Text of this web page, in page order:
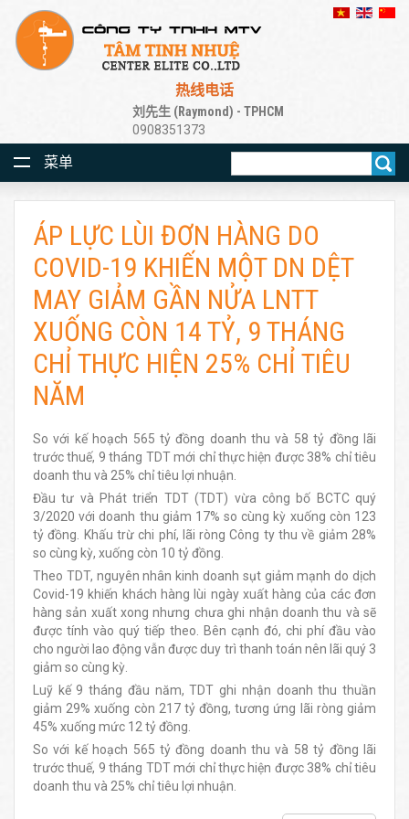
热线电话
刘先生 (Raymond) - TPHCM
0908351373
菜单
ÁP LỰC LÙI ĐƠN HÀNG DO
COVID-19 KHIẾN MỘT DN DỆT
MAY GIẢM GẦN NỬA LNTT
XUỐNG CÒN 14 TỶ, 9 THÁNG
CHỈ THỰC HIỆN 25% CHỈ TIÊU
NĂM
So với kế hoạch 565 tỷ đồng doanh thu và 58 tỷ đồng lãi
trước thuế, 9 tháng TDT mới chỉ thực hiện được 38% chỉ tiêu
doanh thu và 25% chỉ tiêu lợi nhuận.
Đầu tư và Phát triển TDT (TDT) vừa công bố BCTC quý
3/2020 với doanh thu giảm 17% so cùng kỳ xuống còn 123
tỷ đồng. Khấu trừ chi phí, lãi ròng Công ty thu về giảm 28%
so cùng kỳ, xuống còn 10 tỷ đồng.
Theo TDT, nguyên nhân kinh doanh sụt giảm mạnh do dịch
Covid-19 khiến khách hàng lùi ngày xuất hàng của các đơn
hàng sản xuất xong nhưng chưa ghi nhận doanh thu và sẽ
được tính vào quý tiếp theo. Bên cạnh đó, chi phí đầu vào
cho người lao động vẫn được duy trì thanh toán nên lãi quý 3
giảm so cùng kỳ.
Luỹ kế 9 tháng đầu năm, TDT ghi nhận doanh thu thuần
giảm 29% xuống còn 217 tỷ đồng, tương ứng lãi ròng giảm
45% xuống mức 12 tỷ đồng.
So với kế hoạch 565 tỷ đồng doanh thu và 58 tỷ đồng lãi
trước thuế, 9 tháng TDT mới chỉ thực hiện được 38% chỉ tiêu
doanh thu và 25% chỉ tiêu lợi nhuận.